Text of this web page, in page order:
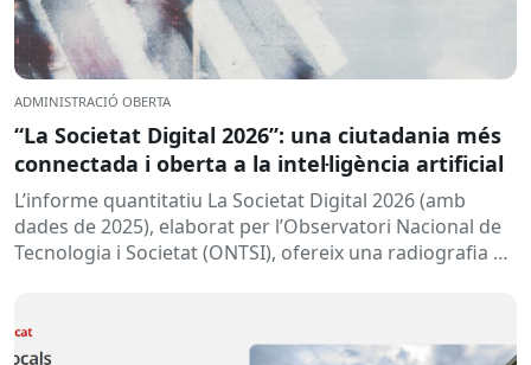
ADMINISTRACIÓ OBERTA
“La Societat Digital 2026”: una ciutadania més
connectada i oberta a la intel·ligència artificial
L’informe quantitatiu La Societat Digital 2026 (amb
dades de 2025), elaborat per l’Observatori Nacional de
Tecnologia i Societat (ONTSI), ofereix una radiografia de